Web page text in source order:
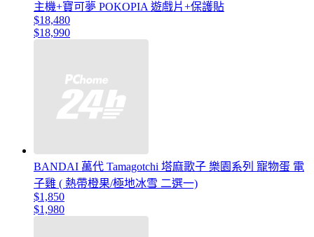
主機+寶可夢 POKOPIA 遊戲片+保護貼
$18,480
$18,990
BANDAI 萬代 Tamagotchi 塔麻歌子 樂園系列 寵物蛋 電
子雞 ( 熱帶橙果/極地冰雪 二選一)
$1,850
$1,980